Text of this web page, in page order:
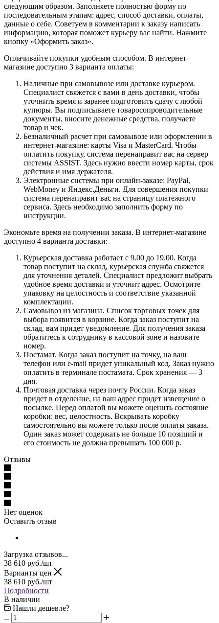
следующим образом. Заполняете полностью форму по
последовательным этапам: адрес, способ доставки, оплаты,
данные о себе. Советуем в комментарии к заказу написать
информацию, которая поможет курьеру вас найти. Нажмите
кнопку «Оформить заказ».
Оплачивайте покупки удобным способом. В интернет-
магазине доступно 3 варианта оплаты:
Наличные при самовывозе или доставке курьером.
Специалист свяжется с вами в день доставки, чтобы
уточнить время и заранее подготовить сдачу с любой
купюры. Вы подписываете товаросопроводительные
документы, вносите денежные средства, получаете
товар и чек.
Безналичный расчет при самовывозе или оформлении в
интернет-магазине: карты Visa и MasterCard. Чтобы
оплатить покупку, система перенаправит вас на сервер
системы ASSIST. Здесь нужно ввести номер карты, срок
действия и имя держателя.
Электронные системы при онлайн-заказе: PayPal,
WebMoney и Яндекс.Деньги. Для совершения покупки
система перенаправит вас на страницу платежного
сервиса. Здесь необходимо заполнить форму по
инструкции.
Экономьте время на получении заказа. В интернет-магазине
доступно 4 варианта доставки:
Курьерская доставка работает с 9.00 до 19.00. Когда
товар поступит на склад, курьерская служба свяжется
для уточнения деталей. Специалист предложит выбрать
удобное время доставки и уточнит адрес. Осмотрите
упаковку на целостность и соответствие указанной
комплектации.
Самовывоз из магазина. Список торговых точек для
выбора появится в корзине. Когда заказ поступит на
склад, вам придет уведомление. Для получения заказа
обратитесь к сотруднику в кассовой зоне и назовите
номер.
Постамат. Когда заказ поступит на точку, на ваш
телефон или e-mail придет уникальный код. Заказ нужно
оплатить в терминале постамата. Срок хранения — 3
дня.
Почтовая доставка через почту России. Когда заказ
придет в отделение, на ваш адрес придет извещение о
посылке. Перед оплатой вы можете оценить состояние
коробки: вес, целостность. Вскрывать коробку
самостоятельно вы можете только после оплаты заказа.
Один заказ может содержать не больше 10 позиций и
его стоимость не должна превышать 100 000 р.
Отзывы
Нет оценок
Оставить отзыв
Загрузка отзывов...
38 610 руб./шт
Варианты цен
38 610 руб./шт
Подробности
В наличии
Нашли дешевле?